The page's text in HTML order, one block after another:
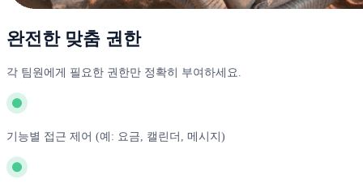
완전한 맞춤 권한
각 팀원에게 필요한 권한만 정확히 부여하세요.
기능별 접근 제어 (예: 요금, 캘린더, 메시지)